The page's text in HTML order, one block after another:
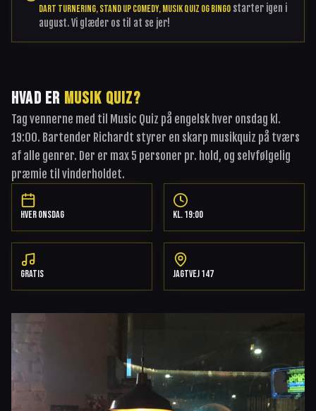
Dart Turnering, Stand Up Comedy, Musik Quiz og Bingo starter igen i
august. Vi glæder os til at se jer!
HVAD ER MUSIK QUIZ?
Tag vennerne med til Music Quiz på engelsk hver onsdag kl.
19:00. Bartender Richardt styrer en skarp musikquiz på tværs
af alle genrer. Der er max 5 personer pr. hold, og selvfølgelig
præmie til vinderholdet.
HVER ONSDAG KL. 19:00
GRATIS JAGTVEJ 147